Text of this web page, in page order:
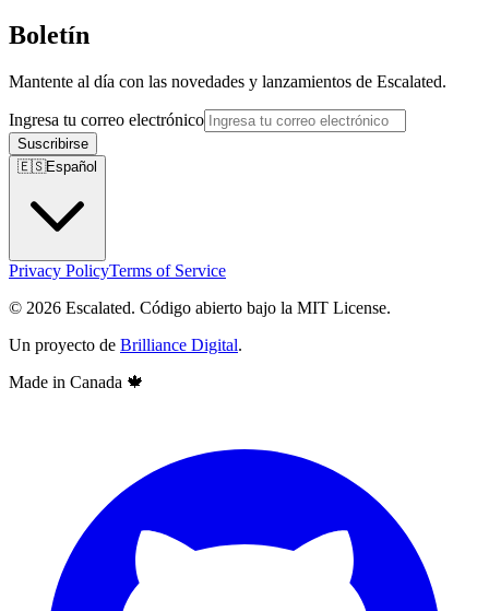
Boletín
Mantente al día con las novedades y lanzamientos de Escalated.
Ingresa tu correo electrónico
Suscribirse
🇪🇸Español
Privacy PolicyTerms of Service
© 2026 Escalated. Código abierto bajo la MIT License.
Un proyecto de Brilliance Digital.
Made in Canada 🍁